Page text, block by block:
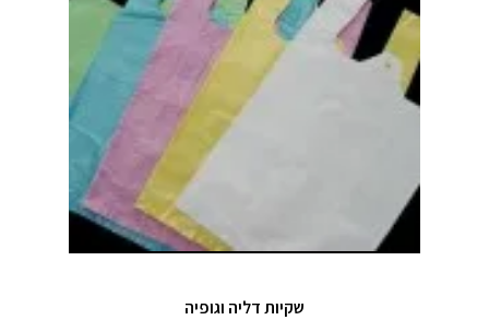
שקיות דליה וגופיה